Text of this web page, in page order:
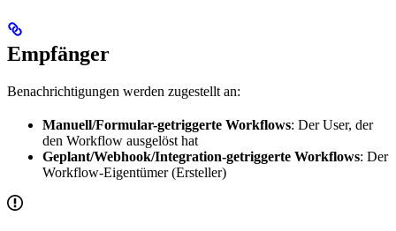
Empfänger
Benachrichtigungen werden zugestellt an:
Manuell/Formular-getriggerte Workflows: Der User, der
den Workflow ausgelöst hat
Geplant/Webhook/Integration-getriggerte Workflows: Der
Workflow-Eigentümer (Ersteller)